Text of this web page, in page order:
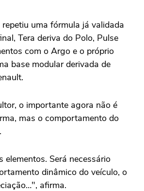
uma fórmula já validada
Tera deriva do Polo, Pulse
com o Argo e o próprio
base modular derivada de
o importante agora não é
mas o comportamento do
elementos. Será necessário
dinâmico do veículo, o
afirma.